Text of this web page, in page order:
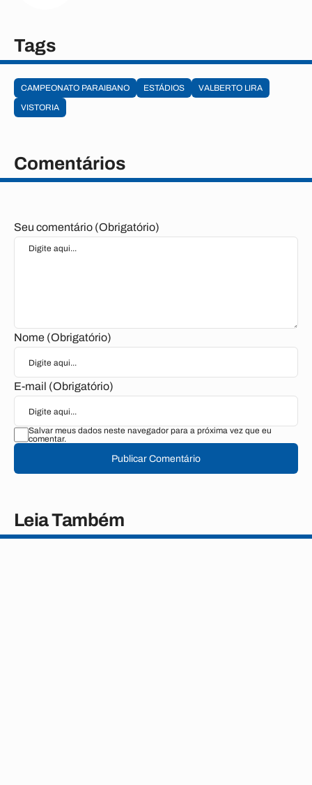
Tags
CAMPEONATO PARAIBANO ESTÁDIOS
VALBERTO LIRA
VISTORIA
Comentários
Seu comentário (Obrigatório)
Nome (Obrigatório)
E-mail (Obrigatório)
Salvar meus dados neste navegador para a próxima vez que eu
comentar.
Publicar Comentário
Leia Também